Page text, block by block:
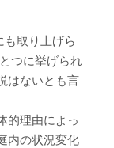
取り上げら
つに挙げられ
はないとも言
的理由によっ
内の状況変化